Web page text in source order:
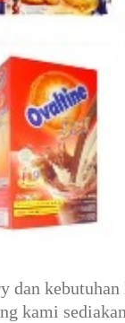
dan
kami